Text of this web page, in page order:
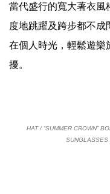
當代盛行的寬大著衣風
度地跳躍及跨步都不
在個人時光，輕鬆遊樂
擾。
HAT / “SUMMER CROWN”
SUNGLASSES